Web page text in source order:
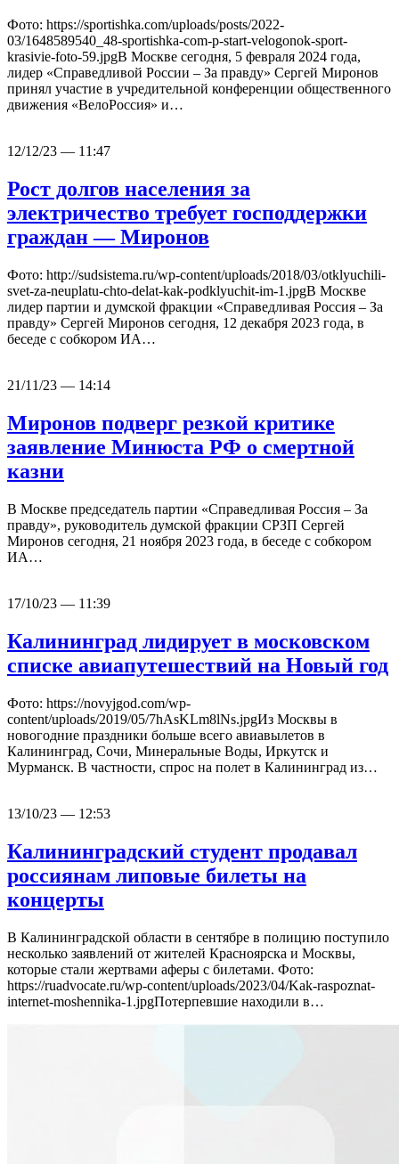
Фото: https://sportishka.com/uploads/posts/2022-
03/1648589540_48-sportishka-com-p-start-velogonok-sport-
krasivie-foto-59.jpgВ Москве сегодня, 5 февраля 2024 года,
лидер «Справедливой России – За правду» Сергей Миронов
принял участие в учредительной конференции общественного
движения «ВелоРоссия» и…
12/12/23 — 11:47
Рост долгов населения за
электричество требует господдержки
граждан — Миронов
Фото: http://sudsistema.ru/wp-content/uploads/2018/03/otklyuchili-
svet-za-neuplatu-chto-delat-kak-podklyuchit-im-1.jpgВ Москве
лидер партии и думской фракции «Справедливая Россия – За
правду» Сергей Миронов сегодня, 12 декабря 2023 года, в
беседе с собкором ИА…
21/11/23 — 14:14
Миронов подверг резкой критике
заявление Минюста РФ о смертной
казни
В Москве председатель партии «Справедливая Россия – За
правду», руководитель думской фракции СРЗП Сергей
Миронов сегодня, 21 ноября 2023 года, в беседе с собкором
ИА…
17/10/23 — 11:39
Калининград лидирует в московском
списке авиапутешествий на Новый год
Фото: https://novyjgod.com/wp-
content/uploads/2019/05/7hAsKLm8lNs.jpgИз Москвы в
новогодние праздники больше всего авиавылетов в
Калининград, Сочи, Минеральные Воды, Иркутск и
Мурманск. В частности, спрос на полет в Калининград из…
13/10/23 — 12:53
Калининградский студент продавал
россиянам липовые билеты на
концерты
В Калининградской области в сентябре в полицию поступило
несколько заявлений от жителей Красноярска и Москвы,
которые стали жертвами аферы с билетами. Фото:
https://ruadvocate.ru/wp-content/uploads/2023/04/Kak-raspoznat-
internet-moshennika-1.jpgПотерпевшие находили в…